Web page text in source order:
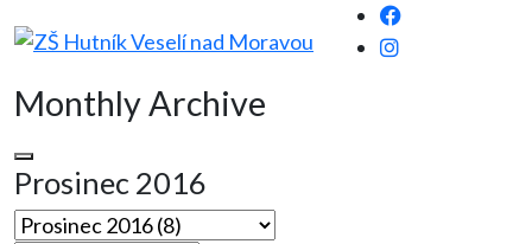
Monthly Archive
Prosinec 2016